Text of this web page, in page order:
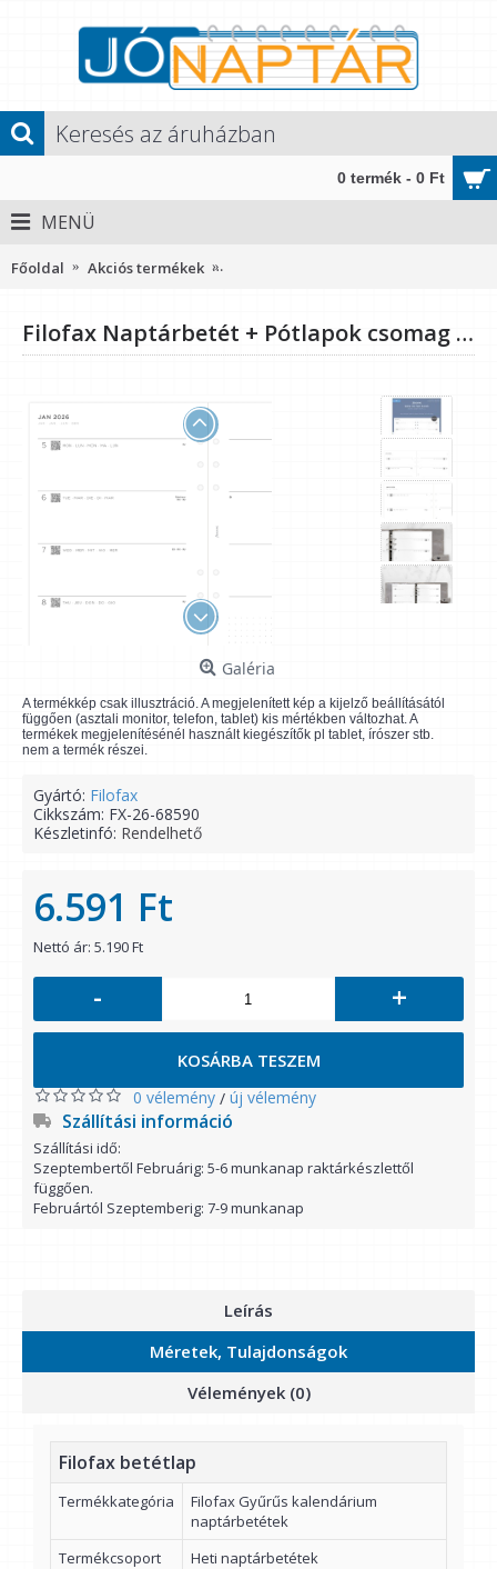
0 termék - 0 Ft
MENÜ
Főoldal Akciós termékek
Filofax Naptárbetét + Pótlapok csomag A5 Minimal 2026
Galéria
A termékkép csak illusztráció. A megjelenített kép a kijelző beállításától
függően (asztali monitor, telefon, tablet) kis mértékben változhat. A
termékek megjelenítésénél használt kiegészítők pl tablet, írószer stb.
nem a termék részei.
Gyártó: Filofax
Cikkszám: FX-26-68590
Készletinfó: Rendelhető
6.591 Ft
Nettó ár: 5.190 Ft
- +
KOSÁRBA TESZEM
0 vélemény / új vélemény
Szállítási információ
Szállítási idő:
Szeptembertől Februárig: 5-6 munkanap raktárkészlettől
függően.
Februártól Szeptemberig: 7-9 munkanap
Leírás
Méretek, Tulajdonságok
Vélemények (0)
Filofax betétlap
Termékkategória
Filofax Gyűrűs kalendárium
naptárbetétek
Termékcsoport
Heti naptárbetétek